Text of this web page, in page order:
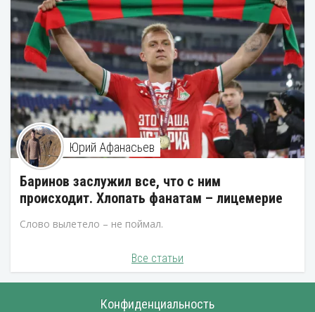
Юрий Афанасьев
Баринов заслужил все, что с ним
происходит. Хлопать фанатам – лицемерие
Слово вылетело – не поймал.
Все статьи
Конфиденциальность